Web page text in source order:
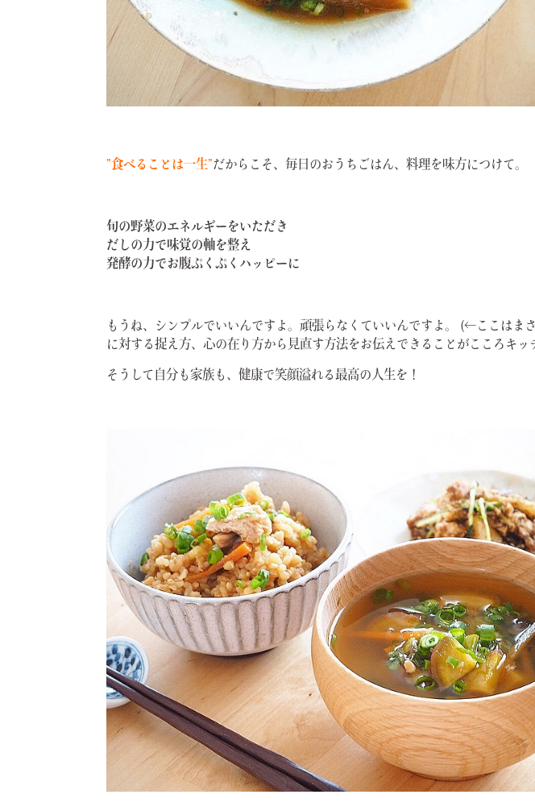
”食べることは一生”だからこそ、毎日のおうちごはん、料理を味方につけて。
旬の野菜のエネルギーをいただき
だしの力で味覚の軸を整え
発酵の力でお腹ぷくぷくハッピーに
もうね、シンプルでいいんですよ。頑張らなくていいんですよ。 (←ここはま
に対する捉え方、心の在り方から見直す方法をお伝えできることがこころキッ
そうして自分も家族も、健康で笑顔溢れる最高の人生を！